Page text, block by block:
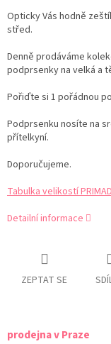
Opticky Vás hodně
střed.
Denně prodáváme
podprsenky na velká a
Pořiďte si 1 pořádnou
Podprsenku nosíte na
přítelkyní.
Doporučujeme.
Tabulka velikostí
Detailní informace
ZEPTAT SE
prodejna v Praze